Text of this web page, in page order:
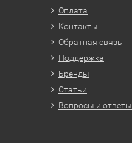
Оплата
Контакты
Обратная связь
Поддержка
Бренды
Статьи
Вопросы и ответы